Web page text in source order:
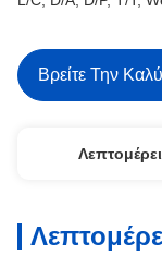
Βρείτε Την